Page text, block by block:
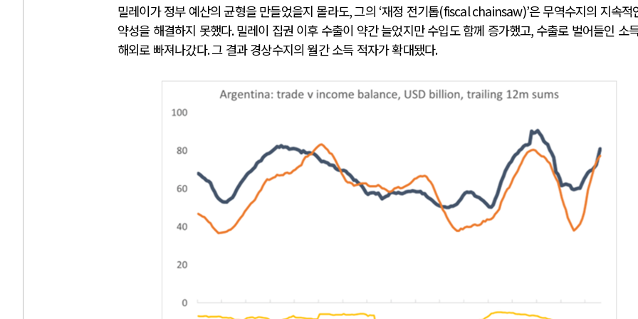
밀레이가 정부 예산의 균형을 만들었을지 몰라도,그의 ‘재정 전기톱(fiscal chainsaw)’은 무역수지의 지속적
약성을 해결하지 못했다.밀레이 집권 이후 수출이 약간 늘었지만 수입도 함께 증가했고, 수출로 벌어들인 소
해외로 빠져나갔다.그 결과 경상수지의 월간 소득 적자가 확대됐다.